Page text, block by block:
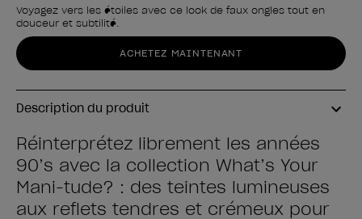
Voyagez vers les étoiles avec ce look de faux ongles tout en
douceur et subtilité.
Forme du produit
ACHETEZ MAINTENANT
Description du produit
Réinterprétez librement les années
90’s avec la collection What’s Your
Mani-tude? : des teintes lumineuses
aux reflets tendres et crémeux pour